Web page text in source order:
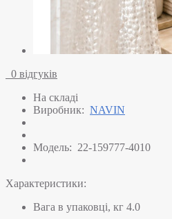
0 відгуків
На складі
Виробник: NAVIN
Модель: 22-159777-4010
Характеристики:
Вага в упаковці, кг 4.0